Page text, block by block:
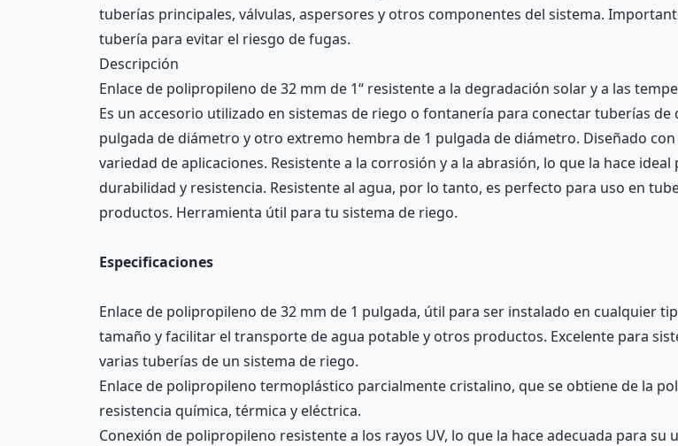
tuberías principales, válvulas, aspersores y otros componentes del sistema.
tubería para evitar el riesgo de fugas.
Descripción
Enlace de polipropileno de 32 mm de 1“ resistente a la degradación solar y a las
Es un accesorio utilizado en sistemas de riego o fontanería para conectar tuberías
pulgada de diámetro y otro extremo hembra de 1 pulgada de diámetro. Diseñado
variedad de aplicaciones. Resistente a la corrosión y a la abrasión, lo que la hace
durabilidad y resistencia. Resistente al agua, por lo tanto, es perfecto para uso en
productos. Herramienta útil para tu sistema de riego.
Especificaciones
Enlace de polipropileno de 32 mm de 1 pulgada, útil para ser instalado en cualquier
tamaño y facilitar el transporte de agua potable y otros productos. Excelente para
varias tuberías de un sistema de riego.
Enlace de polipropileno termoplástico parcialmente cristalino, que se obtiene de la
resistencia química, térmica y eléctrica.
Conexión de polipropileno resistente a los rayos UV, lo que la hace adecuada para